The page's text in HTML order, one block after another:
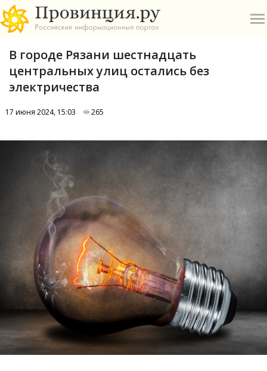
Б
В
Е
С
Т
В городе Рязани шестнадцать
центральных улиц остались без
электричества
17 июня 2024, 15:03 265